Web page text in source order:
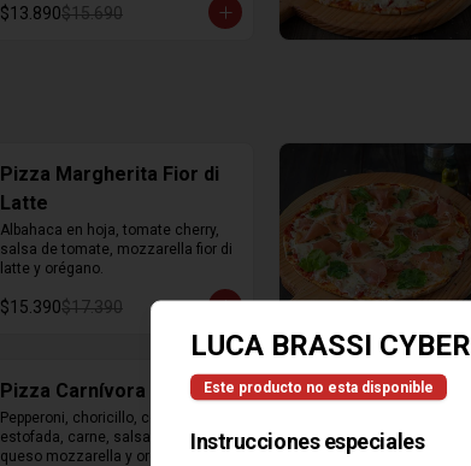
$13.890$15.690
Pizza Margherita Fior di
Latte
Albahaca en hoja, tomate cherry,
salsa de tomate, mozzarella fior di
latte y orégano.
$15.390$17.390
Pizza Carnívora
Pepperoni, choricillo, cebolla
estofada, carne, salsa de tomate,
queso mozzarella y orégano.
LUCA BRASSI CYBER
Este producto no esta disponible
Instrucciones especiales